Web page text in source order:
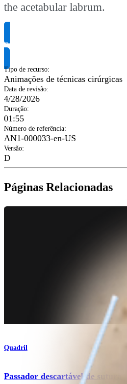
the acetabular labrum.
Solicite informação do produto
Tipo de recurso:
Animações de técnicas cirúrgicas
Data de revisão:
4/28/2026
Duração:
01:55
Número de referência:
AN1-000033-en-US
Versão:
D
Páginas Relacionadas
Quadril
Passador descartável de sutura